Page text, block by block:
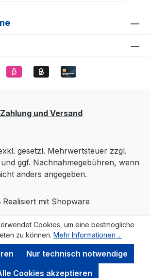
Zahlung und Versand
gesetzl. Mehrwertsteuer zzgl.
ggf. Nachnahmegebühren, wenn
anders angegeben.
Realisiert mit Shopware
Cookies, um eine bestmögliche
zu können. Mehr Informationen ...
Nur technisch notwendige
Cookies akzeptieren